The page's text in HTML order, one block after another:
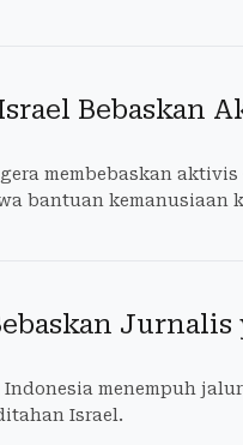
Bebaskan
membebaskan aktivis
bantuan kemanusiaan
Indonesia menempuh
Israel.